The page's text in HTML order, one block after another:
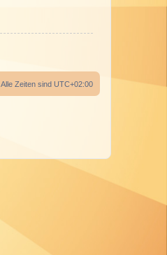
Alle Zeiten sind UTC+02:00